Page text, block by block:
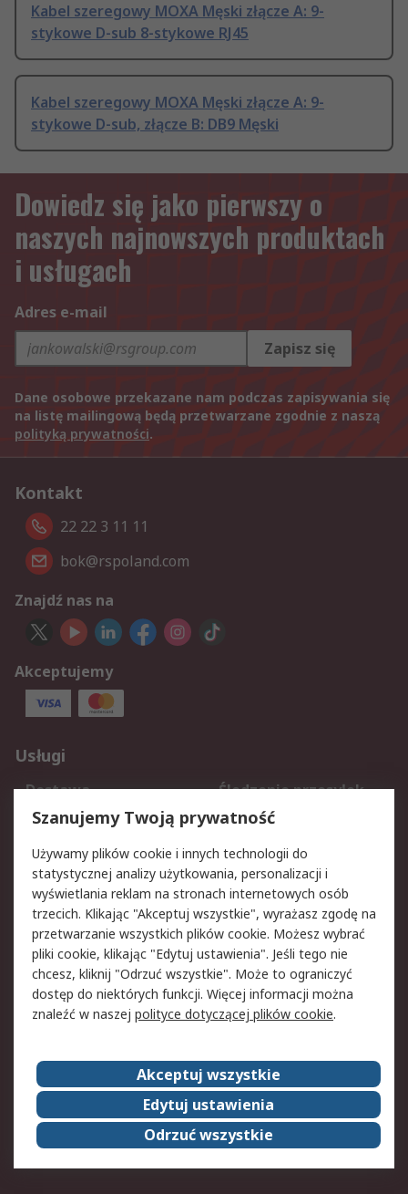
Kabel szeregowy MOXA Męski złącze A: 9-
stykowe D-sub 8-stykowe RJ45
Kabel szeregowy MOXA Męski złącze A: 9-
stykowe D-sub, złącze B: DB9 Męski
Dowiedz się jako pierwszy o
naszych najnowszych produktach
i usługach
Adres e-mail
Zapisz się
Dane osobowe przekazane nam podczas zapisywania się
na listę mailingową będą przetwarzane zgodnie z naszą
polityką prywatności.
Kontakt
22 22 3 11 11
bok@rspoland.com
Znajdź nas na
Akceptujemy
Usługi
Dostawa
Śledzenie przesyłek
Reklamacje i zwroty
Rejestracja
Aspekty prawne
Bezpieczeństwo e-
maila
Polityka dotycząca
plików cookie
Polityka prywatności
Użytkowanie witryny
Zastrzeżenia prawne
Warunki Sprzedaży
Kontakt
O firmie RS
RS na świecie
Kariera
Nagrody dla RS
ESG
Szanujemy Twoją prywatność
Używamy plików cookie i innych technologii do
statystycznej analizy użytkowania, personalizacji i
wyświetlania reklam na stronach internetowych osób
trzecich. Klikając "Akceptuj wszystkie", wyrażasz zgodę na
przetwarzanie wszystkich plików cookie. Możesz wybrać
pliki cookie, klikając "Edytuj ustawienia". Jeśli tego nie
chcesz, kliknij "Odrzuć wszystkie". Może to ograniczyć
dostęp do niektórych funkcji. Więcej informacji można
znaleźć w naszej polityce dotyczącej plików cookie.
Akceptuj wszystkie
Edytuj ustawienia
Odrzuć wszystkie